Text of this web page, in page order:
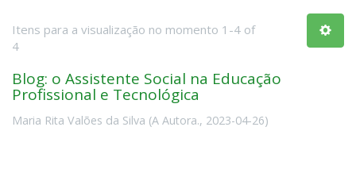
Itens para a visualização no momento 1-4 of
4
Blog: o Assistente Social na Educação
Profissional e Tecnológica
Maria Rita Valões da Silva (A Autora., 2023-04-26)